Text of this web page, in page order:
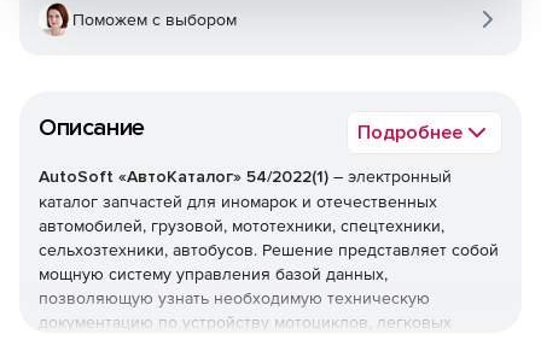
Описание Подробнее
AutoSoft «АвтоКаталог» 54/2022(1) – электронный
каталог запчастей для иномарок и отечественных
автомобилей, грузовой, мототехники, спецтехники,
сельхозтехники, автобусов. Решение представляет собой
мощную систему управления базой данных,
позволяющую узнать необходимую техническую
документацию по устройству мотоциклов, легковых
Поможем с выбором